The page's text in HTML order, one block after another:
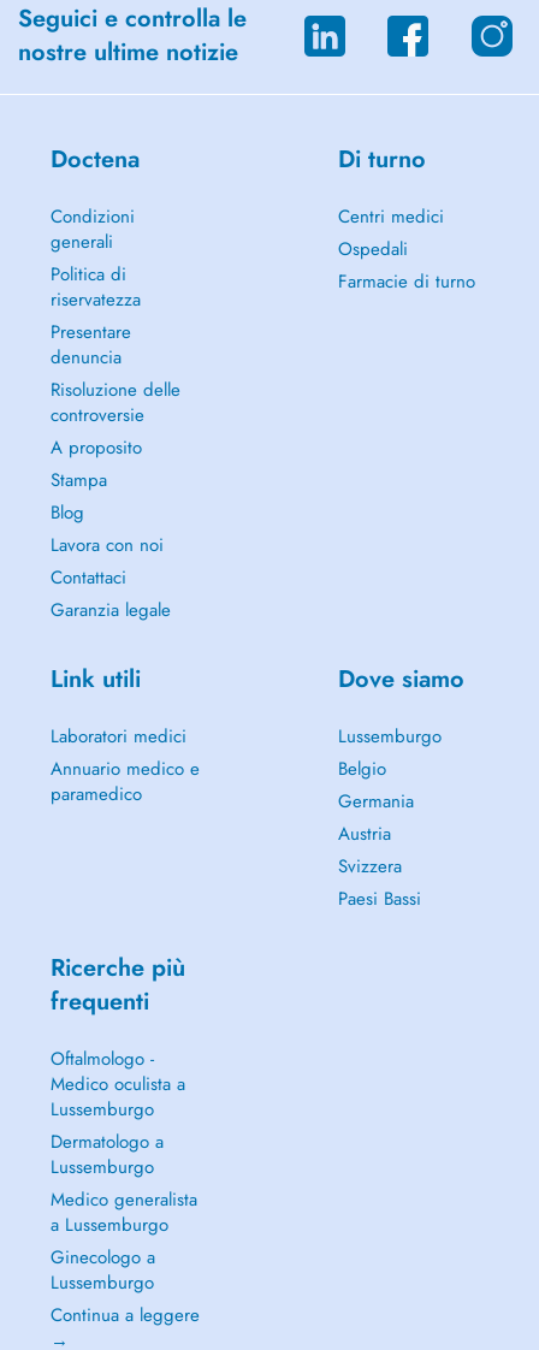
Seguici e controlla le
nostre ultime notizie
Doctena
Condizioni
generali
Politica di
riservatezza
Presentare
denuncia
Risoluzione delle
controversie
A proposito
Stampa
Blog
Lavora con noi
Contattaci
Garanzia legale
Di turno
Centri medici
Ospedali
Farmacie di turno
Link utili
Laboratori medici
Annuario medico e
paramedico
Dove siamo
Lussemburgo
Belgio
Germania
Austria
Svizzera
Paesi Bassi
Ricerche più
frequenti
Oftalmologo -
Medico oculista a
Lussemburgo
Dermatologo a
Lussemburgo
Medico generalista
a Lussemburgo
Ginecologo a
Lussemburgo
Continua a leggere
→